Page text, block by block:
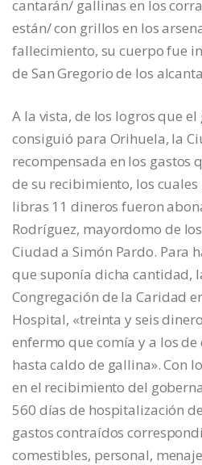
cantarán/ gallinas en los
están/ con grillos en los
fallecimiento, su cuerpo fue
de San Gregorio de los
A la vista, de los logros que
consiguió para Orihuela, la
recompensada en los gastos
de su recibimiento, los
libras 11 dineros fueron
Rodríguez, mayordomo de
Ciudad a Simón Pardo. Para
que suponía dicha cantidad,
Congregación de la Caridad
Hospital, «treinta y seis
enfermo que comía y a los
hasta caldo de gallina». Con
en el recibimiento del
560 días de hospitalización
gastos contraídos
comestibles, personal,